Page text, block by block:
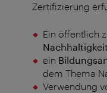
Zertifizierung
Ein öffentlich
ein
dem Thema
Verwendung